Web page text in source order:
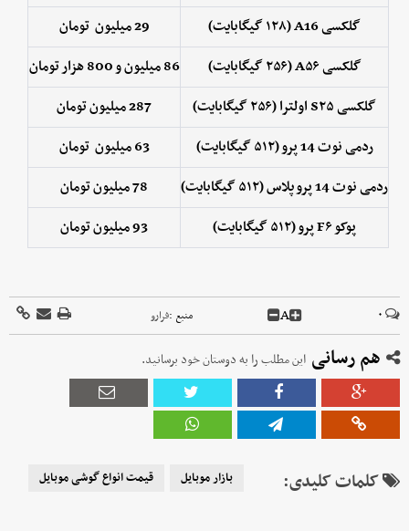
گلکسی A16 (۱۲۸ گیگابایت)
29 میلیون
تومان
گلکسی A۵۶ (۲۵۶ گیگابایت)
86 میلیون و 800 هزار تومان
گلکسی S۲۵ اولترا (۲۵۶ گیگابایت)
287 میلیون تومان
ردمی نوت 14 پرو (۵۱۲ گیگابایت)
63 میلیون تومان
ردمی نوت 14 پرو پلاس (۵۱۲ گیگابایت)
78 میلیون تومان
پوکو F۶ پرو (۵۱۲ گیگابایت)
93 میلیون تومان
۰ A منبع :فرارو
هم رسانی این مطلب را به دوستان خود برسانید.
کلمات کلیدی: بازار موبایل قیمت انواع گوشی موبایل